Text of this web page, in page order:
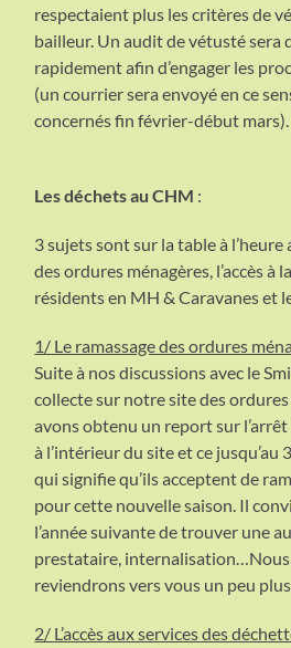
respectaient plus les critères de
bailleur. Un audit de vétusté sera
rapidement afin d’engager les
(un courrier sera envoyé en ce
concernés fin février-début mars).
Les déchets au CHM :
3 sujets sont sur la table à l’heure
des ordures ménagères, l’accès à
résidents en MH & Caravanes et
1/ Le ramassage des ordures
Suite à nos discussions avec le
collecte sur notre site des
avons obtenu un report sur l’arrêt
à l’intérieur du site et ce jusqu’au
qui signifie qu’ils acceptent de
pour cette nouvelle saison. Il
l’année suivante de trouver une
prestataire,
reviendrons vers vous un peu
2/ L’accès aux services des